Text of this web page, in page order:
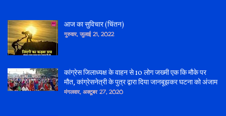
आज का सुविचार (चिंतन)
गुरुवार, जुलाई 21, 2022
कांग्रेस जिलाध्यक्ष के वाहन से 10 लोग जख्मी एक कि मौके पर
मौत, कांग्रेसनेत्री के पुत्र द्वारा दिया जानबूझकर घटना को अंजाम
मंगलवार, अक्टूबर 27, 2020